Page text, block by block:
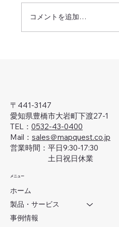
コメントを追加…
〒441-3147
愛知県豊橋市大岩町下渡27-1
TEL： 0532-43-0400
Mail： sales＠mapquest.co.jp
営業時間：平日9:30-17:30
土日祝日休業
メニュー
ホーム
製品・サービス
事例情報